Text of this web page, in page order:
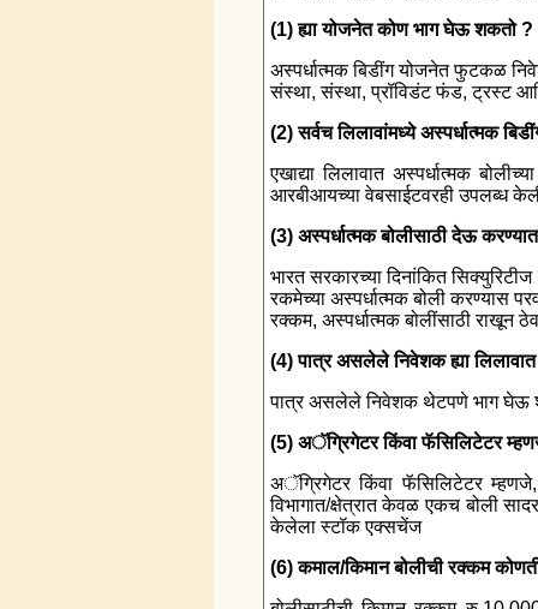
(1) ह्या योजनेत कोण भाग घेऊ शकतो ?
अस्पर्धात्मक बिडींग योजनेत फुटकळ
संस्था, संस्था, प्रॉविडंट फंड, ट्रस्ट
(2) सर्वच लिलावांमध्ये अस्पर्धात्मक
एखाद्या लिलावात अस्पर्धात्मक
आरबीआयच्या वेबसाईटवरही उपलब्ध
(3) अस्पर्धात्मक बोलीसाठी देऊ
भारत सरकारच्या दिनांकित
रकमेच्या अस्पर्धात्मक बोली करण्यास
रक्कम, अस्पर्धात्मक बोलींसाठी राखून
(4) पात्र असलेले निवेशक ह्या
पात्र असलेले निवेशक थेटपणे भाग घेऊ
(5) अॅग्रिगेटर किंवा फॅसिलिटेटर
अॅग्रिगेटर किंवा फॅसिलिटेटर म्हणजे,
विभागात/क्षेत्रात केवळ एकच बोली
केलेला स्टॉक एक्सचेंज
(6) कमाल/किमान बोलीची रक्कम